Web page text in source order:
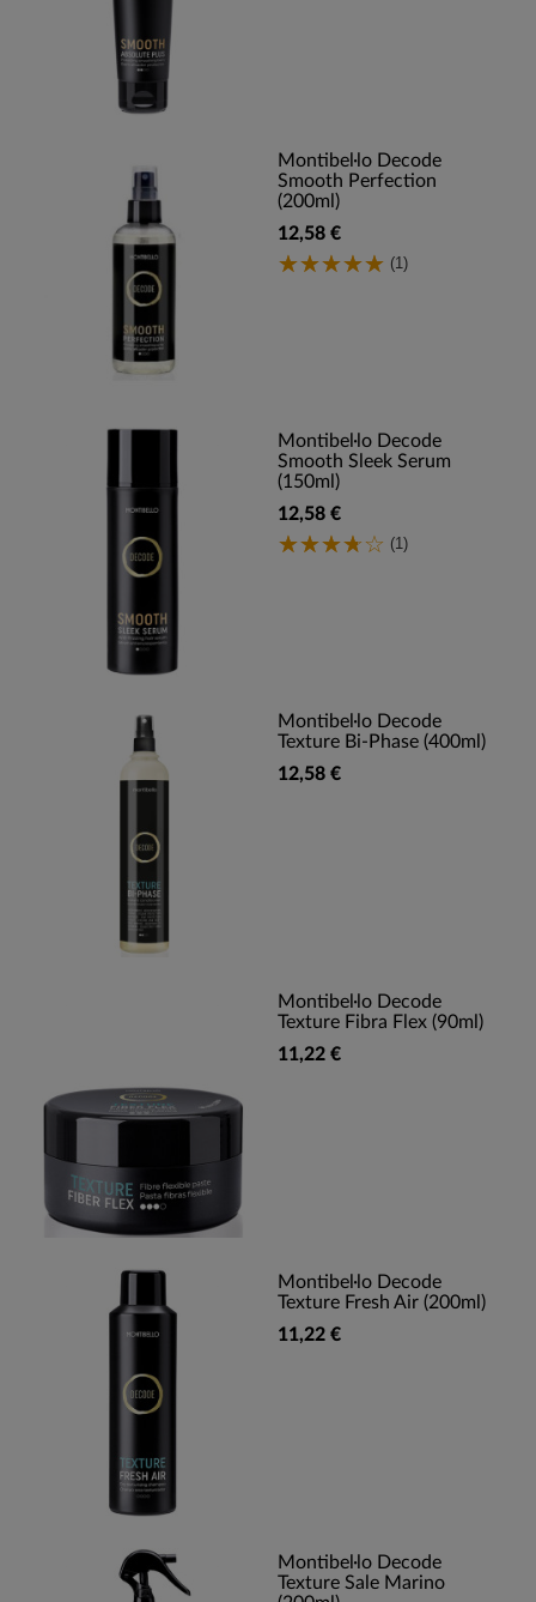
Montibel·lo Decode
Smooth Perfection
(200ml)
12,58 €
(1)
Montibel·lo Decode
Smooth Sleek Serum
(150ml)
12,58 €
(1)
Montibel·lo Decode
Texture Bi-Phase (400ml)
12,58 €
Montibel·lo Decode
Texture Fibra Flex (90ml)
11,22 €
Montibel·lo Decode
Texture Fresh Air (200ml)
11,22 €
Montibel·lo Decode
Texture Sale Marino